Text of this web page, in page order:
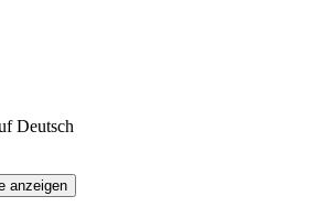
Deutsch
anzeigen